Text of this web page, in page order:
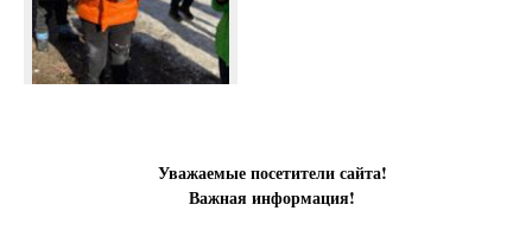
Уважаемые посетители сайта!
Важная информация!